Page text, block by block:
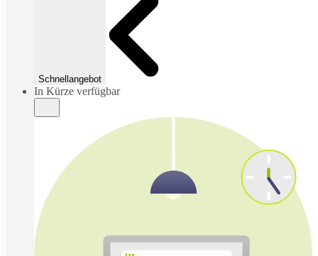
Schnellangebot
In Kürze verfügbar